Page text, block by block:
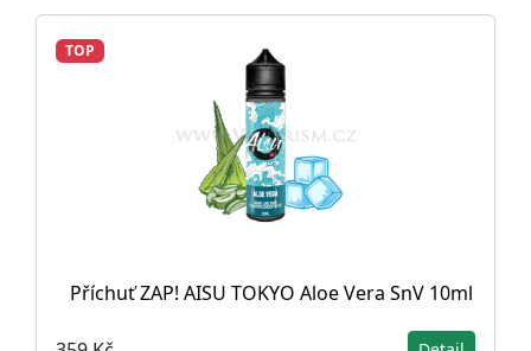
TOP
Příchuť ZAP! AISU TOKYO Aloe Vera SnV 10ml